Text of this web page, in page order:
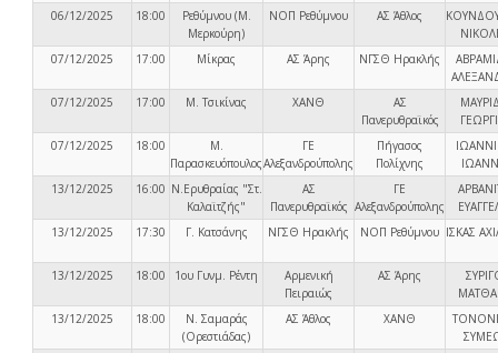
06/12/2025
18:00
Ρεθύμνου (Μ.
Μερκούρη)
ΝΟΠ Ρεθύμνου ΑΣ Άθλος
07/12/2025
17:00 Μίκρας ΑΣ Άρης ΝΓΣΘ Ηρακλής
07/12/2025
17:00 Μ. Τσικίνας ΧΑΝΘ
ΑΣ
Πανερυθραϊκός
07/12/2025
18:00
Μ.
Παρασκευόπουλος
ΓΕ
Αλεξανδρούπολης
Πήγασος
Πολίχνης
13/12/2025
16:00 Ν.Ερυθραίας "Στ.
Καλαϊτζής"
ΑΣ
Πανερυθραϊκός
ΓΕ
Αλεξανδρούπολης
13/12/2025
17:30 Γ. Κατσάνης ΝΓΣΘ Ηρακλής ΝΟΠ Ρεθύμνου ΙΣΚΑΣ
13/12/2025 18:00 1ου Γυνμ. Ρέντη
Αρμενική
Πειραιώς
ΑΣ Άρης
13/12/2025
18:00
Ν. Σαμαράς
(Ορεστιάδας)
ΑΣ Άθλος ΧΑΝΘ